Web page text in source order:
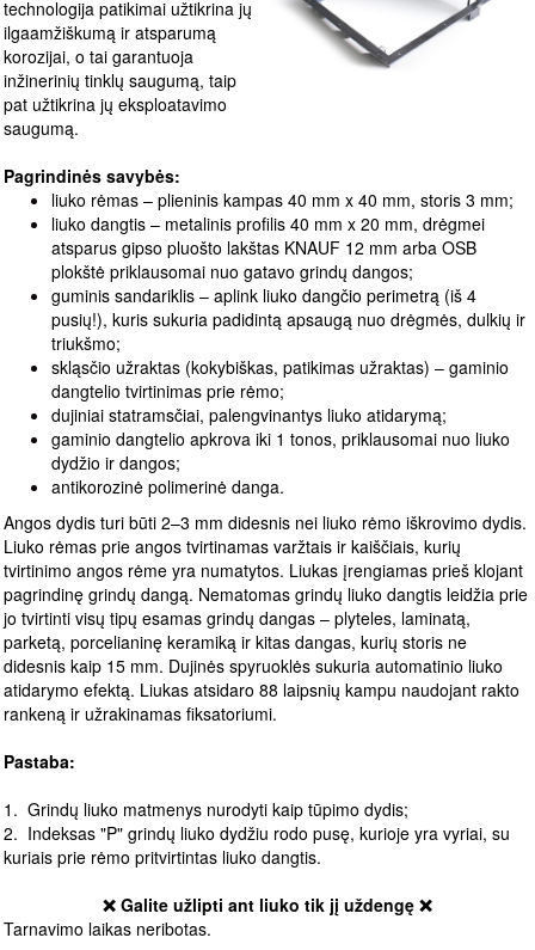
technologija patikimai užtikrina jų
ilgaamžiškumą ir atsparumą
korozijai, o tai garantuoja
inžinerinių tinklų saugumą, taip
pat užtikrina jų eksploatavimo
saugumą.
Pagrindinės savybės:
liuko rėmas – plieninis kampas 40 mm x 40 mm, storis 3 mm;
liuko dangtis – metalinis profilis 40 mm x 20 mm, drėgmei
atsparus gipso pluošto lakštas KNAUF 12 mm arba OSB
plokštė priklausomai nuo gatavo grindų dangos;
guminis sandariklis – aplink liuko dangčio perimetrą (iš 4
pusių!), kuris sukuria padidintą apsaugą nuo drėgmės, dulkių ir
triukšmo;
skląsčio užraktas (kokybiškas, patikimas užraktas) – gaminio
dangtelio tvirtinimas prie rėmo;
dujiniai statramsčiai, palengvinantys liuko atidarymą;
gaminio dangtelio apkrova iki 1 tonos, priklausomai nuo liuko
dydžio ir dangos;
antikorozinė polimerinė danga.
Angos dydis turi būti 2–3 mm didesnis nei liuko rėmo iškrovimo dydis.
Liuko rėmas prie angos tvirtinamas varžtais ir kaiščiais, kurių
tvirtinimo angos rėme yra numatytos. Liukas įrengiamas prieš klojant
pagrindinę grindų dangą. Nematomas grindų liuko dangtis leidžia prie
jo tvirtinti visų tipų esamas grindų dangas – plyteles, laminatą,
parketą, porcelianinę keramiką ir kitas dangas, kurių storis ne
didesnis kaip 15 mm. Dujinės spyruoklės sukuria automatinio liuko
atidarymo efektą. Liukas atsidaro 88 laipsnių kampu naudojant rakto
rankeną ir užrakinamas fiksatoriumi.
Pastaba:
1. Grindų liuko matmenys nurodyti kaip tūpimo dydis;
2. Indeksas "P" grindų liuko dydžiu rodo pusę, kurioje yra vyriai, su
kuriais prie rėmo pritvirtintas liuko dangtis.
❌ Galite užlipti ant liuko tik jį uždengę ❌
Tarnavimo laikas neribotas.